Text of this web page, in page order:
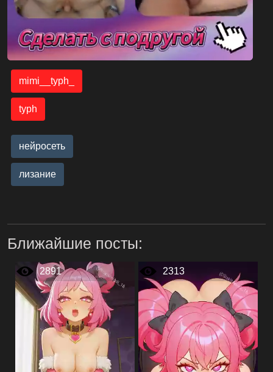
mimi__typh_
typh
нейросеть
лизание
Ближайшие посты:
2891 2313